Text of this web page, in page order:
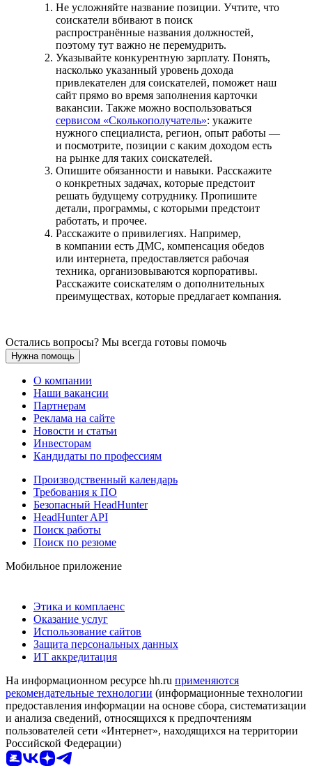
Не усложняйте название позиции. Учтите, что
соискатели вбивают в поиск
распространённые названия должностей,
поэтому тут важно не перемудрить.
Указывайте конкурентную зарплату. Понять,
насколько указанный уровень дохода
привлекателен для соискателей, поможет наш
сайт прямо во время заполнения карточки
вакансии. Также можно воспользоваться
сервисом «Сколькополучатель»: укажите
нужного специалиста, регион, опыт работы —
и посмотрите, позиции с каким доходом есть
на рынке для таких соискателей.
Опишите обязанности и навыки. Расскажите
о конкретных задачах, которые предстоит
решать будущему сотруднику. Пропишите
детали, программы, с которыми предстоит
работать, и прочее.
Расскажите о привилегиях. Например,
в компании есть ДМС, компенсация обедов
или интернета, предоставляется рабочая
техника, организовываются корпоративы.
Расскажите соискателям о дополнительных
преимуществах, которые предлагает компания.
Остались вопросы? Мы всегда готовы помочь
Нужна помощь
О компании
Наши вакансии
Партнерам
Реклама на сайте
Новости и статьи
Инвесторам
Кандидаты по профессиям
Производственный календарь
Требования к ПО
Безопасный HeadHunter
HeadHunter API
Поиск работы
Поиск по резюме
Мобильное приложение
Этика и комплаенс
Оказание услуг
Использование сайтов
Защита персональных данных
ИТ аккредитация
На информационном ресурсе hh.ru применяются
рекомендательные технологии (информационные технологии
предоставления информации на основе сбора, систематизации
и анализа сведений, относящихся к предпочтениям
пользователей сети «Интернет», находящихся на территории
Российской Федерации)